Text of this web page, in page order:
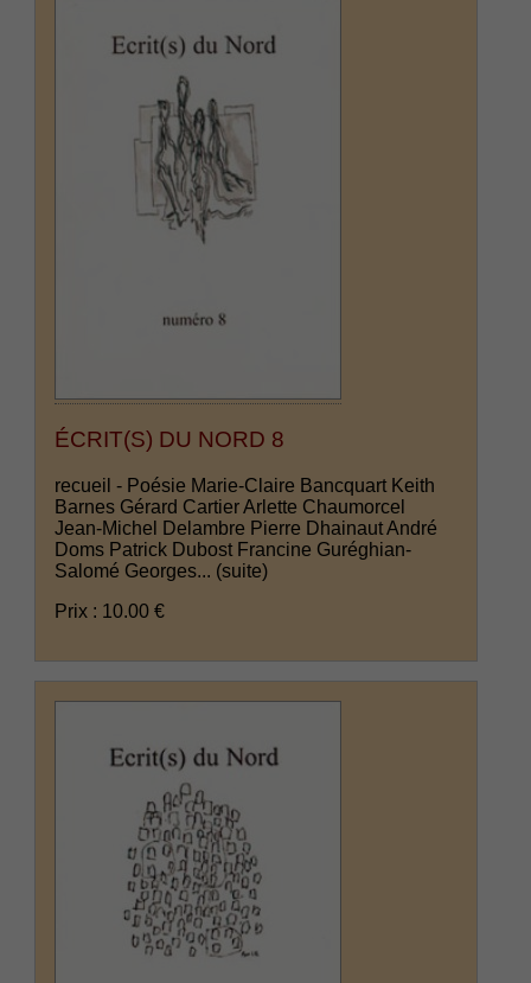
ÉCRIT(S) DU NORD 8
recueil - Poésie Marie-Claire Bancquart Keith
Barnes Gérard Cartier Arlette Chaumorcel
Jean-Michel Delambre Pierre Dhainaut André
Doms Patrick Dubost Francine Guréghian-
Salomé Georges... (suite)
Prix : 10.00 €